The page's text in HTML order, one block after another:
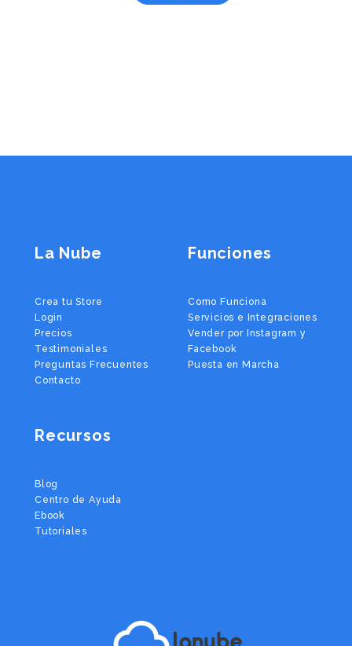
La Nube
Crea tu Store
Login
Precios
Testimoniales
Preguntas Frecuentes
Contacto
Funciones
Como Funciona
Servicios e Integraciones
Vender por Instagram y
Facebook
Puesta en Marcha
Recursos
Blog
Centro de Ayuda
Ebook
Tutoriales